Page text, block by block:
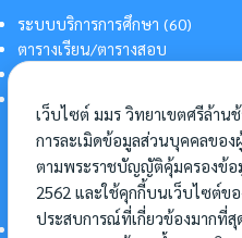
ระบบบริการการศึกษา (60)
ตารางเรียน/ตารางสอบ
อื่นๆ
การเข้าศึกษาต่อ
เว็บไซต์ มมร วิทยาเขตศรีล้าน
การละเมิดข้อมูลส่วนบุคคลของ
ตามพระราชบัญญัติคุ้มครองข้
2562 และใช้คุกกี้บนเว็บไซต์ข
ประสบการณ์ที่เกี่ยวข้องมากที่